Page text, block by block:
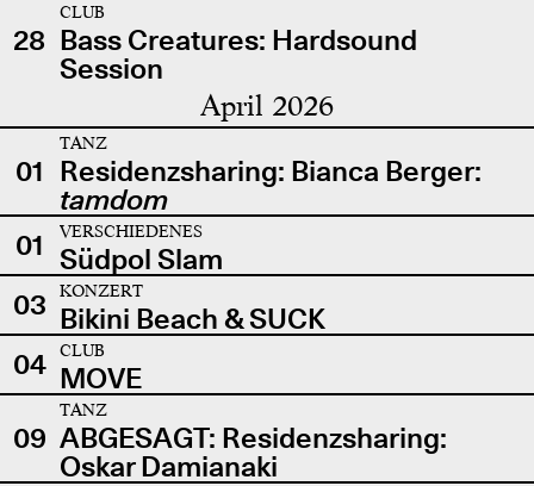
28
CLUB
Bass Creatures: Hardsound
Session
April 2026
01
TANZ
Residenzsharing: Bianca Berger:
tamdom
01
VERSCHIEDENES
Südpol Slam
03
KONZERT
Bikini Beach & SUCK
04
CLUB
MOVE
09
TANZ
ABGESAGT: Residenzsharing:
Oskar Damianaki